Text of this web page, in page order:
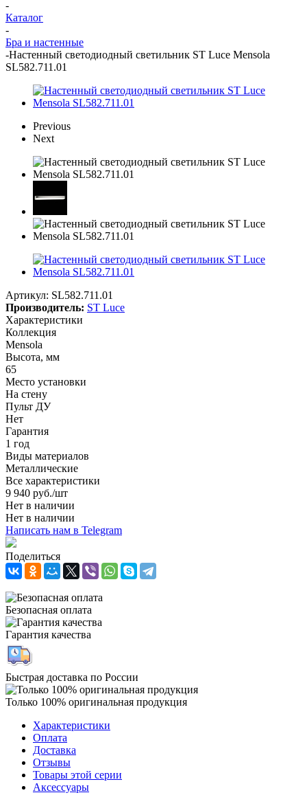
-
Каталог
-
Бра и настенные
-Настенный светодиодный светильник ST Luce Mensola
SL582.711.01
Previous
Next
Артикул: SL582.711.01
Производитель: ST Luce
Характеристики
Коллекция
Mensola
Высота, мм
65
Место установки
На стену
Пульт ДУ
Нет
Гарантия
1 год
Виды материалов
Металлические
Все характеристики
9 940 руб./шт
Нет в наличии
Нет в наличии
Написать нам в Telegram
Поделиться
Безопасная оплата
Гарантия качества
Быстрая доставка по России
Только 100% оригинальная продукция
Характеристики
Оплата
Доставка
Отзывы
Товары этой серии
Аксессуары